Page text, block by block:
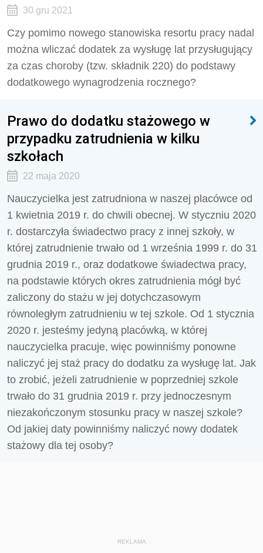
30 gru 2021
Czy pomimo nowego stanowiska resortu pracy nadal
można wliczać dodatek za wysługę lat przysługujący
za czas choroby (tzw. składnik 220) do podstawy
dodatkowego wynagrodzenia rocznego?
Prawo do dodatku stażowego w
przypadku zatrudnienia w kilku
szkołach
22 maja 2020
Nauczycielka jest zatrudniona w naszej placówce od
1 kwietnia 2019 r. do chwili obecnej. W styczniu 2020
r. dostarczyła świadectwo pracy z innej szkoły, w
której zatrudnienie trwało od 1 września 1999 r. do 31
grudnia 2019 r., oraz dodatkowe świadectwa pracy,
na podstawie których okres zatrudnienia mógł być
zaliczony do stażu w jej dotychczasowym
równoległym zatrudnieniu w tej szkole. Od 1 stycznia
2020 r. jesteśmy jedyną placówką, w której
nauczycielka pracuje, więc powinniśmy ponowne
naliczyć jej staż pracy do dodatku za wysługę lat. Jak
to zrobić, jeżeli zatrudnienie w poprzedniej szkole
trwało do 31 grudnia 2019 r. przy jednoczesnym
niezakończonym stosunku pracy w naszej szkole?
Od jakiej daty powinniśmy naliczyć nowy dodatek
stażowy dla tej osoby?
REKLAMA